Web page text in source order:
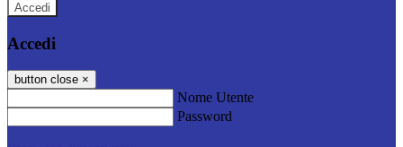
Accedi
Accedi
button close ×
Nome Utente
Password